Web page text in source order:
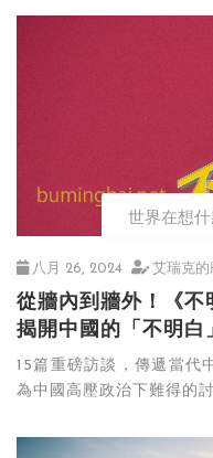
世界在想什
八月 26, 2024 艾瑞克的
從牆內到牆外！《
揭開中國的「不明白
15篇重磅訪談，傳遞當代
為中國高壓政治下難得的